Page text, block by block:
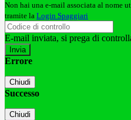
Non hai una e-mail associata al nome
tramite la Login Spaggiari
E-mail inviata, si prega di
Errore
Chiudi
Successo
Chiudi